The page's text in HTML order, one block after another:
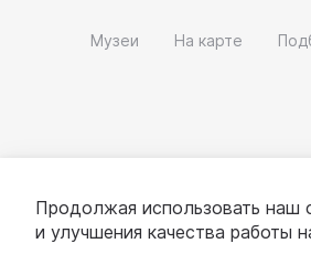
Музеи На карте
Продолжая использовать наш
и улучшения качества работы